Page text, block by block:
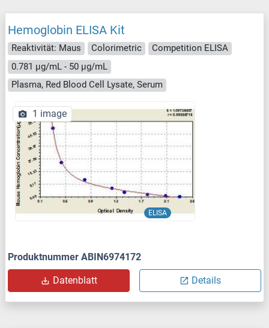
Hemoglobin ELISA Kit
Reaktivität: Maus Colorimetric
Competition ELISA
0.781 μg/mL - 50 μg/mL
Plasma, Red Blood Cell Lysate, Serum
ELISA
1 image
Produktnummer ABIN6974172
Datenblatt Details